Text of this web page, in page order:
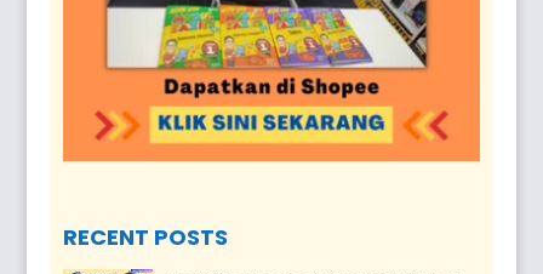
RECENT POSTS